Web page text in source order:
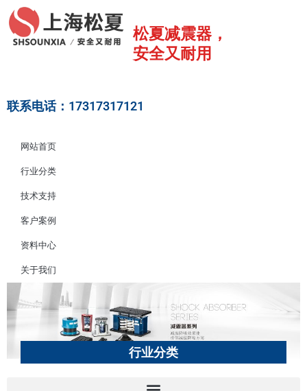
至
松夏减震器，
安全又耐用
联系电话：17317317121
网站首页
行业分类
技术支持
客户案例
资料中心
关于我们
行业分类